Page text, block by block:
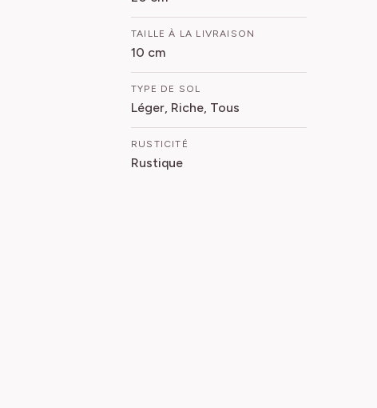
TAILLE À LA LIVRAISON
10 cm
TYPE DE SOL
Léger, Riche, Tous
RUSTICITÉ
Rustique